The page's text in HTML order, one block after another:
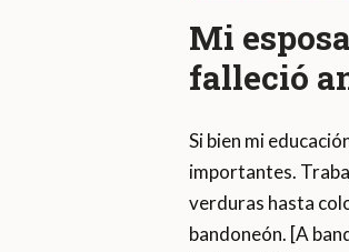
Mi
falleció
Si bien mi
importantes.
verduras hasta
bandoneón. [A